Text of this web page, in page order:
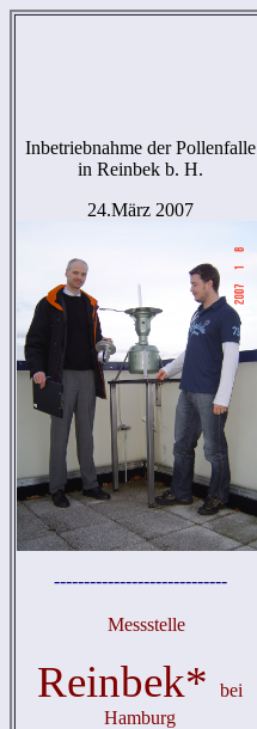
Inbetriebnahme der Pollenfalle
in Reinbek b. H.
24.März 2007
-----------------------------
Messstelle
Reinbek*
bei
Hamburg